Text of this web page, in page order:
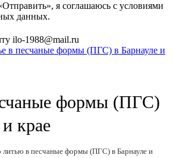
я соглашаюсь с условиями
данных.
ilo-1988@mail.ru
в песчаные формы (ПГС) в Барнауле и
формы (ПГС)
крае
в песчаные формы (ПГС) в Барнауле и